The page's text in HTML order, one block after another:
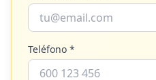
Teléfono *